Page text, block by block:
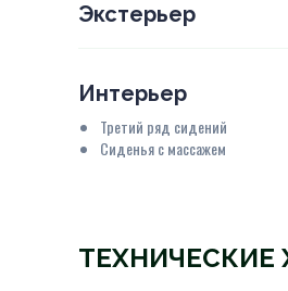
Экстерьер
Интерьер
Третий ряд сидений
Сиденья с массажем
ТЕХНИЧЕСКИЕ